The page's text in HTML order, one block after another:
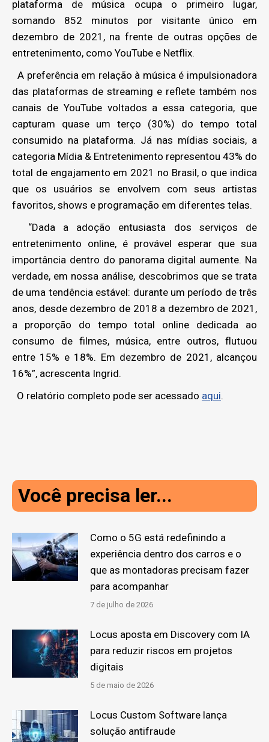
plataforma de música ocupa o primeiro lugar,
somando 852 minutos por visitante único em
dezembro de 2021, na frente de outras opções de
entretenimento, como YouTube e Netflix.
A preferência em relação à música é impulsionadora
das plataformas de streaming e reflete também nos
canais de YouTube voltados a essa categoria, que
capturam quase um terço (30%) do tempo total
consumido na plataforma. Já nas mídias sociais, a
categoria Mídia & Entretenimento representou 43% do
total de engajamento em 2021 no Brasil, o que indica
que os usuários se envolvem com seus artistas
favoritos, shows e programação em diferentes telas.
“Dada a adoção entusiasta dos serviços de
entretenimento online, é provável esperar que sua
importância dentro do panorama digital aumente. Na
verdade, em nossa análise, descobrimos que se trata
de uma tendência estável: durante um período de três
anos, desde dezembro de 2018 a dezembro de 2021,
a proporção do tempo total online dedicada ao
consumo de filmes, música, entre outros, flutuou
entre 15% e 18%. Em dezembro de 2021, alcançou
16%”, acrescenta Ingrid.
O relatório completo pode ser acessado aqui.
Você precisa ler...
Como o 5G está redefinindo a
experiência dentro dos carros e o
que as montadoras precisam fazer
para acompanhar
7 de julho de 2026
Locus aposta em Discovery com IA
para reduzir riscos em projetos
digitais
5 de maio de 2026
Locus Custom Software lança
solução antifraude